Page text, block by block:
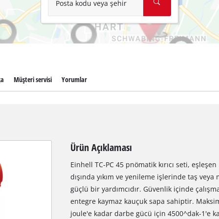
Posta kodu veya şehir
Müşteri servisi Yorumlar
Ürün Açıklaması
Einhell TC-PC 45 pnömatik kırıcı seti,
dışında yıkım ve yenileme işlerinde taş
güçlü bir yardımcıdır. Güvenlik içinde
entegre kaymaz kauçuk sapa sahiptir.
joule'e kadar darbe gücü için 4500^dak-1'e